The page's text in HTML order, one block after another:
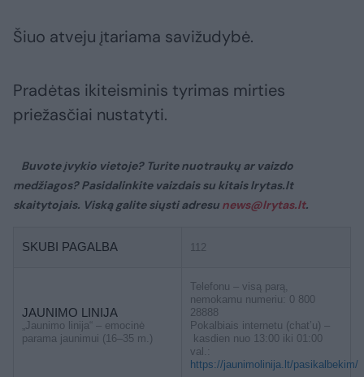
Šiuo atveju įtariama savižudybė.
Pradėtas ikiteisminis tyrimas mirties
priežasčiai nustatyti.
Buvote įvykio vietoje? Turite nuotraukų ar vaizdo
medžiagos? Pasidalinkite vaizdais su kitais lrytas.lt
skaitytojais. Viską galite siųsti adresu news@lrytas.lt.
SKUBI PAGALBA 112
JAUNIMO LINIJA
„Jaunimo linija“ – emocinė
parama jaunimui (16–35 m.)
Telefonu – visą parą,
nemokamu numeriu: 0 800
28888
Pokalbiais internetu (chat’u) –
kasdien nuo 13:00 iki 01:00
val.:
https://jaunimolinija.lt/pasikalbekim/